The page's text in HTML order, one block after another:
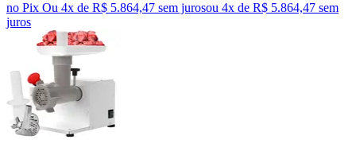
no Pix Ou 4x de R$ 5.864,47 sem jurosou 4x de R$ 5.864,47 sem
juros